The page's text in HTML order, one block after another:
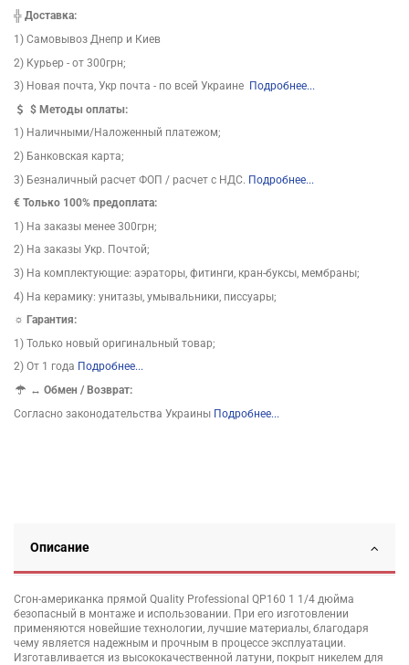
╬ Доставка:
1) Самовывоз Днепр и Киев
2) Курьер - от 300грн;
3) Новая почта, Укр почта - по всей Украине Подробнее...
$Методы оплаты:
1) Наличными/Наложенный платежом;
2) Банковская карта;
3) Безналичный расчет ФОП / расчет с НДС. Подробнее...
€ Только 100% предоплата:
1) На заказы менее 300грн;
2) На заказы Укр. Почтой;
3) На комплектующие: аэраторы, фитинги, кран-буксы, мембраны;
4) На керамику: унитазы, умывальники, писсуары;
☼ Гарантия:
1) Только новый оригинальный товар;
2) От 1 года Подробнее...
↔Обмен / Возврат:
Согласно законодательства Украины Подробнее...
Описание
Сгон-американка прямой Quality Professional QP160 1 1/4 дюйма
безопасный в монтаже и использовании. При его изготовлении
применяются новейшие технологии, лучшие материалы, благодаря
чему является надежным и прочным в процессе эксплуатации.
Изготавливается из высококачественной латуни, покрыт никелем для